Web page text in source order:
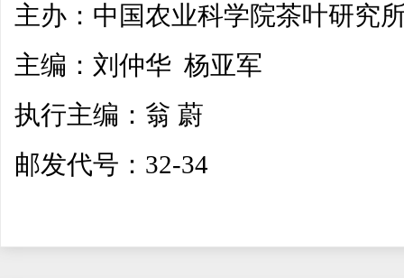
主办：中国农业科学院茶叶研究
主编：刘仲华 杨亚军
执行主编：翁 蔚
邮发代号：32-34